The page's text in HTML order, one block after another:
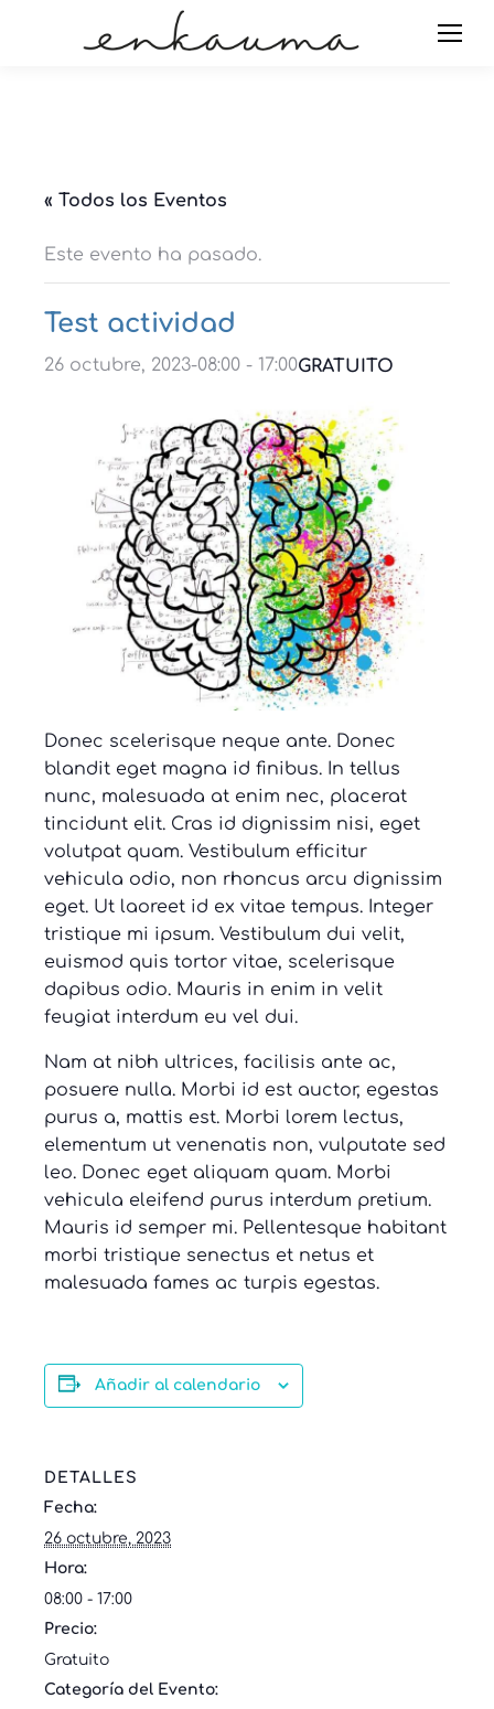
« Todos los Eventos
Este evento ha pasado.
Test actividad
26 octubre, 2023-08:00 - 17:00GRATUITO
Donec scelerisque neque ante. Donec
blandit eget magna id finibus. In tellus
nunc, malesuada at enim nec, placerat
tincidunt elit. Cras id dignissim nisi, eget
volutpat quam. Vestibulum efficitur
vehicula odio, non rhoncus arcu dignissim
eget. Ut laoreet id ex vitae tempus. Integer
tristique mi ipsum. Vestibulum dui velit,
euismod quis tortor vitae, scelerisque
dapibus odio. Mauris in enim in velit
feugiat interdum eu vel dui.
Nam at nibh ultrices, facilisis ante ac,
posuere nulla. Morbi id est auctor, egestas
purus a, mattis est. Morbi lorem lectus,
elementum ut venenatis non, vulputate sed
leo. Donec eget aliquam quam. Morbi
vehicula eleifend purus interdum pretium.
Mauris id semper mi. Pellentesque habitant
morbi tristique senectus et netus et
malesuada fames ac turpis egestas.
Añadir al calendario
DETALLES
Fecha:
26 octubre, 2023
Hora:
08:00 - 17:00
Precio:
Gratuito
Categoría del Evento: